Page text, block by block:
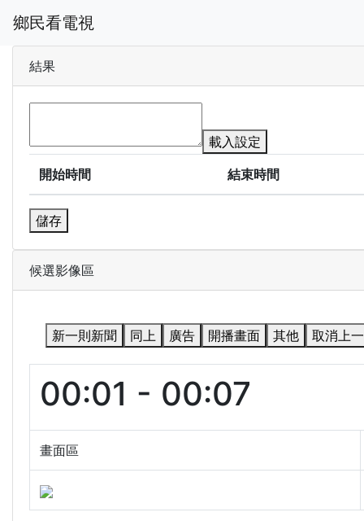
鄉民看電視
結果
載入設定
開始時間
結束時間
儲存
候選影像區
新一則新聞 同上 廣告 開播畫面 其他 取消上
00:01 - 00:07
畫面區